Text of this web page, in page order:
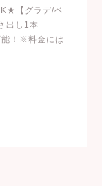
【グラデ/ベ
出し1本
！※料金には